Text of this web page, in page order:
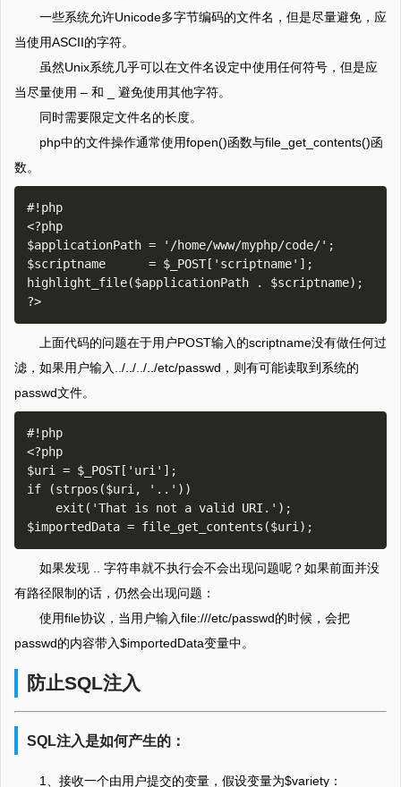
一些系统允许Unicode多字节编码的文件名，但是尽量避免，应
当使用ASCII的字符。
虽然Unix系统几乎可以在文件名设定中使用任何符号，但是应
当尽量使用 – 和 _ 避免使用其他字符。
同时需要限定文件名的长度。
php中的文件操作通常使用fopen()函数与file_get_contents()函
数。
#!php
<?php
$applicationPath = '/home/www/myphp/code/';
$scriptname      = $_POST['scriptname'];
highlight_file($applicationPath . $scriptname);
上面代码的问题在于用户POST输入的scriptname没有做任何过
滤，如果用户输入../../../../etc/passwd，则有可能读取到系统的
passwd文件。
#!php
<?php
$uri = $_POST['uri'];
if (strpos($uri, '..'))
如果发现 .. 字符串就不执行会不会出现问题呢？如果前面并没
有路径限制的话，仍然会出现问题：
使用file协议，当用户输入file:///etc/passwd的时候，会把
passwd的内容带入$importedData变量中。
防止SQL注入
SQL注入是如何产生的：
1、接收一个由用户提交的变量，假设变量为$variety：